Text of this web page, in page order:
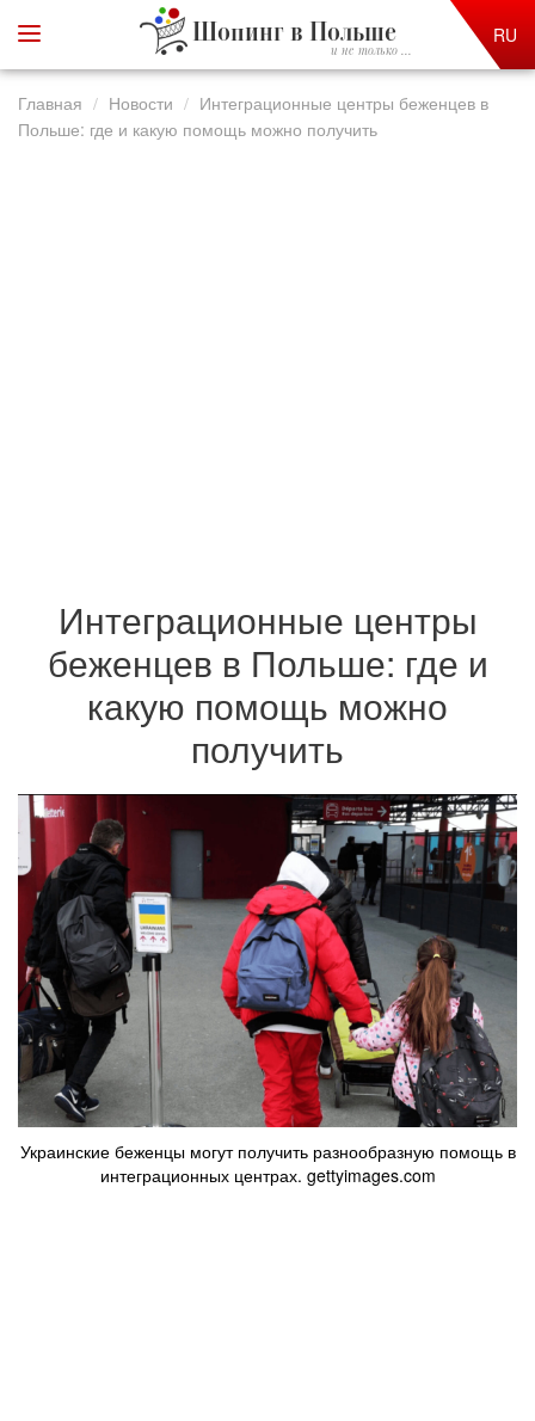
Шопинг в Польше
и не только ...
RU
Главная Новости
Интеграционные центры беженцев в
Польше: где и какую помощь можно получить
Интеграционные центры
беженцев в Польше: где и
какую помощь можно
получить
Украинские беженцы могут получить разнообразную помощь в
интеграционных центрах. gettyimages.com